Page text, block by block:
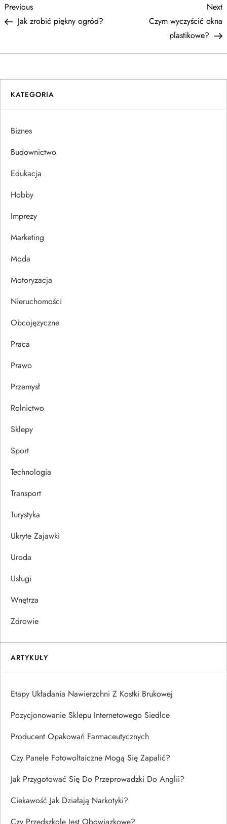
N
w
i
g
a
c
a
w
p
u
Previous
Post
Previous
Jak zrobić piękny ogród?
Next
Czym wyczyścić okna
plastikowe?
KATEGORIA
Biznes
Budownictwo
Edukacja
Hobby
Imprezy
Marketing
Moda
Motoryzacja
Nieruchomości
Obcojęzyczne
Praca
Prawo
Przemysł
Rolnictwo
Sklepy
Sport
Technologia
Transport
Turystyka
Ukryte Zajawki
Uroda
Usługi
Wnętrza
Zdrowie
ARTYKUŁY
Etapy Układania Nawierzchni Z Kostki Brukowej
Pozycjonowanie Sklepu Internetowego Siedlce
Producent Opakowań Farmaceutycznych
Czy Panele Fotowoltaiczne Mogą Się Zapalić?
Jak Przygotować Się Do Przeprowadzki Do Anglii?
Ciekawość Jak Działają Narkotyki?
Czy Przedszkole Jest Obowiązkowe?